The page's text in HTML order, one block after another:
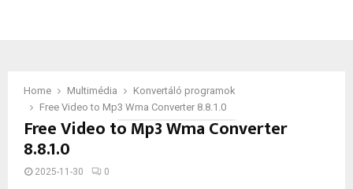
Home Multimédia
Konvertáló programok
Free Video to Mp3 Wma Converter 8.8.1.0
Free Video to Mp3 Wma Converter
8.8.1.0
2025-11-30 0